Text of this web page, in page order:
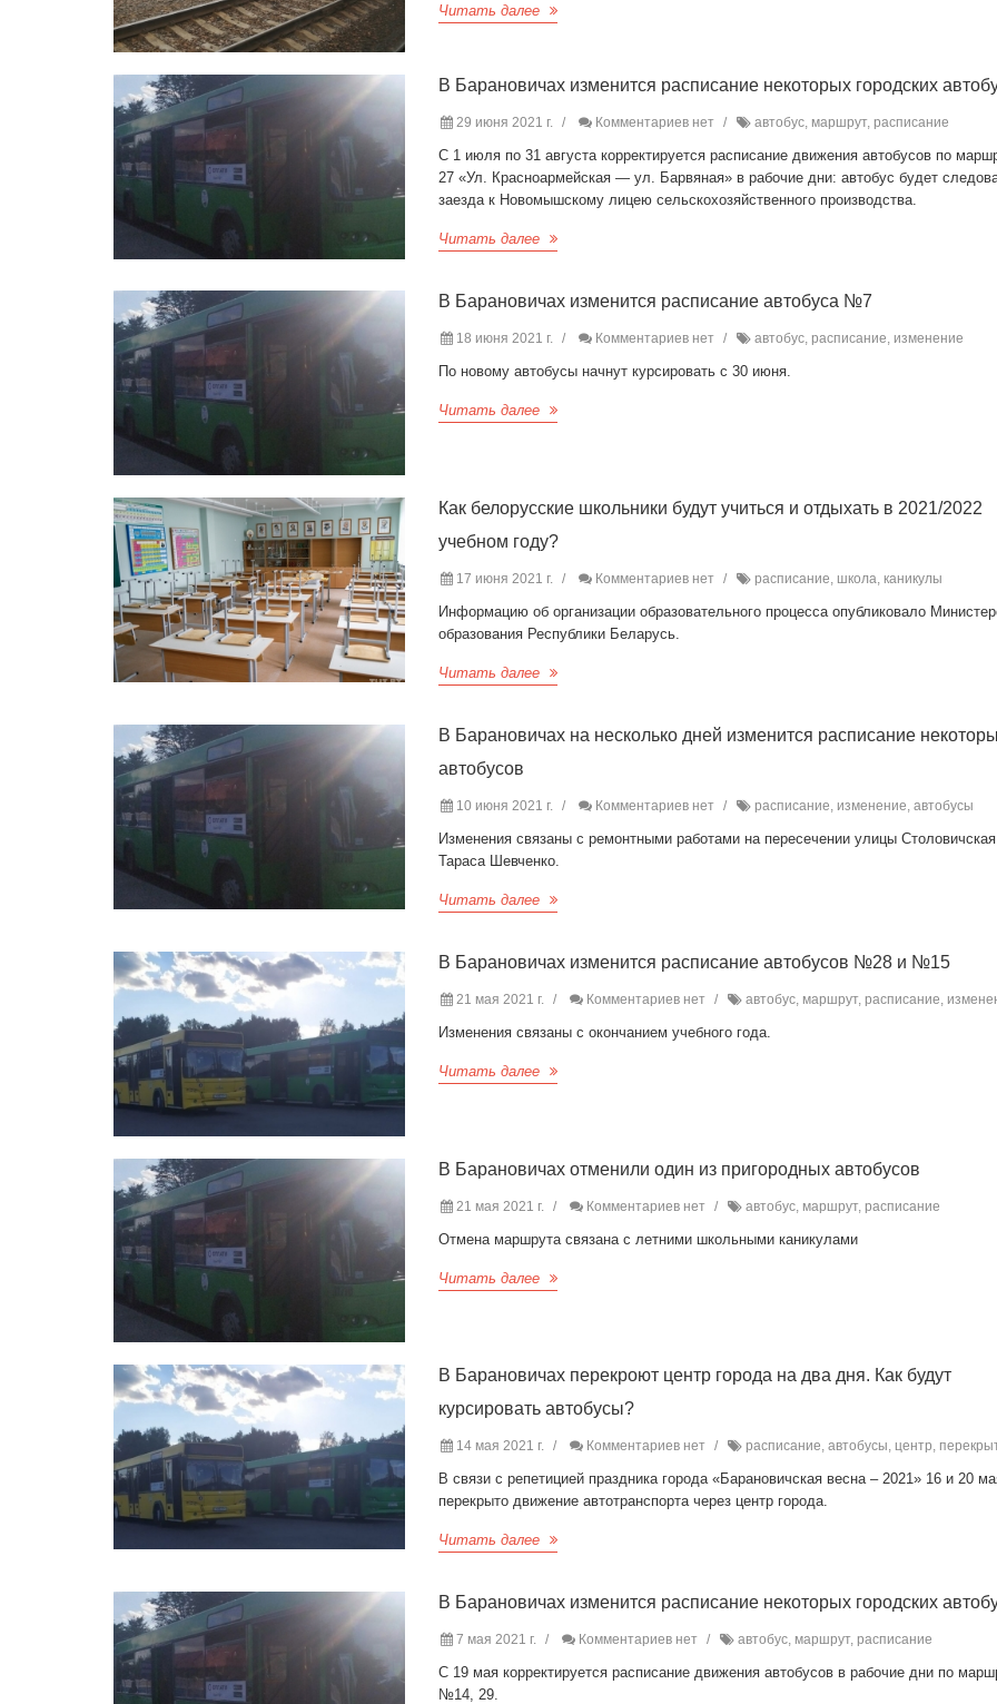
Читать далее
В Барановичах изменится расписание некоторых городских
29 июня 2021 г. Комментариев нет автобус, маршрут, расписание
С 1 июля по 31 августа корректируется расписание движения автобусов по
27 «Ул. Красноармейская — ул. Барвяная» в рабочие дни: автобус будет
заезда к Новомышскому лицею сельскохозяйственного производства.
Читать далее
В Барановичах изменится расписание автобуса №7
18 июня 2021 г. Комментариев нет автобус, расписание, изменение
По новому автобусы начнут курсировать с 30 июня.
Читать далее
Как белорусские школьники будут учиться и отдыхать в 2021/2022
учебном году?
17 июня 2021 г. Комментариев нет расписание, школа, каникулы
Информацию об организации образовательного процесса опубликовало
образования Республики Беларусь.
Читать далее
В Барановичах на несколько дней изменится расписание
автобусов
10 июня 2021 г. Комментариев нет расписание, изменение, автобусы
Изменения связаны с ремонтными работами на пересечении улицы
Тараса Шевченко.
Читать далее
В Барановичах изменится расписание автобусов №28 и №15
21 мая 2021 г. Комментариев нет автобус, маршрут, расписание,
Изменения связаны с окончанием учебного года.
Читать далее
В Барановичах отменили один из пригородных автобусов
21 мая 2021 г. Комментариев нет автобус, маршрут, расписание
Отмена маршрута связана с летними школьными каникулами
Читать далее
В Барановичах перекроют центр города на два дня. Как будут
курсировать автобусы?
14 мая 2021 г. Комментариев нет расписание, автобусы, центр,
В связи с репетицией праздника города «Барановичская весна ‒ 2021» 16 и 20
перекрыто движение автотранспорта через центр города.
Читать далее
В Барановичах изменится расписание некоторых городских
7 мая 2021 г. Комментариев нет автобус, маршрут, расписание
С 19 мая корректируется расписание движения автобусов в рабочие дни по
№14, 29.